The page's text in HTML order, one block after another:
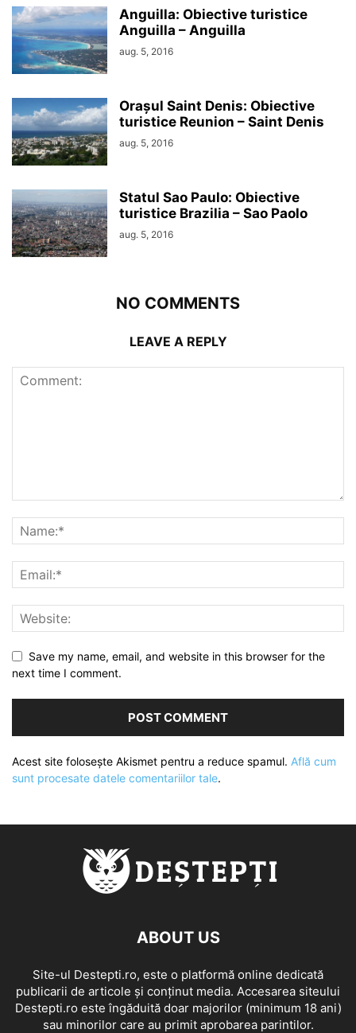
Anguilla: Obiective turistice
Anguilla – Anguilla
aug. 5, 2016
Orașul Saint Denis: Obiective
turistice Reunion – Saint Denis
aug. 5, 2016
Statul Sao Paulo: Obiective
turistice Brazilia – Sao Paolo
aug. 5, 2016
NO COMMENTS
LEAVE A REPLY
Save my name, email, and website in this browser for the
next time I comment.
Acest site folosește Akismet pentru a reduce spamul. Află cum
sunt procesate datele comentariilor tale.
ABOUT US
Site-ul Destepti.ro, este o platformă online dedicată
publicarii de articole și conținut media. Accesarea siteului
Destepti.ro este îngăduită doar majorilor (minimum 18 ani)
sau minorilor care au primit aprobarea parintilor.